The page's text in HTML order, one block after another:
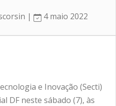
| 4 maio 2022
e Inovação (Secti)
DF neste sábado (7), às